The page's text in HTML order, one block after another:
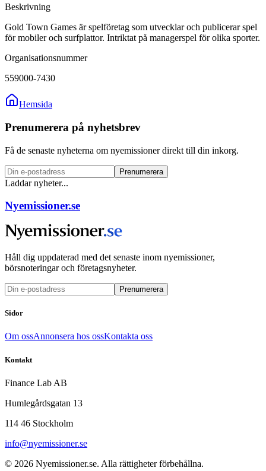
Beskrivning
Gold Town Games är spelföretag som utvecklar och publicerar spel
för mobiler och surfplattor. Intriktat på managerspel för olika sporter.
Organisationsnummer
559000-7430
Hemsida
Prenumerera på nyhetsbrev
Få de senaste nyheterna om nyemissioner direkt till din inkorg.
Prenumerera
Laddar nyheter...
Nyemissioner.se
Håll dig uppdaterad med det senaste inom nyemissioner,
börsnoteringar och företagsnyheter.
Prenumerera
Sidor
Om ossAnnonsera hos ossKontakta oss
Kontakt
Finance Lab AB
Humlegårdsgatan 13
114 46 Stockholm
info@nyemissioner.se
© 2026 Nyemissioner.se. Alla rättigheter förbehållna.